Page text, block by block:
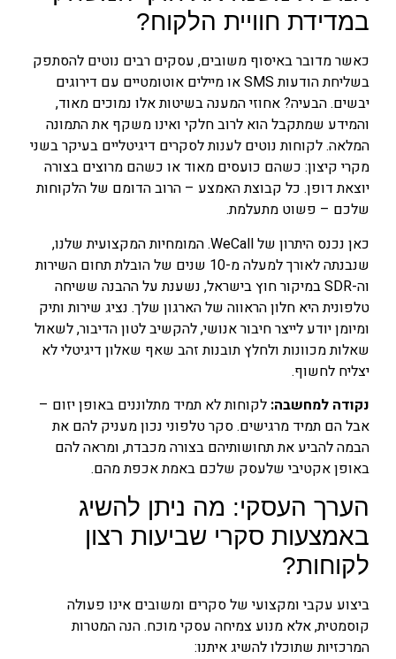
במדידת חוויית הלקוח?
כאשר מדובר באיסוף משובים, עסקים רבים נוטים להסתפק
בשליחת הודעות SMS או מיילים אוטומטיים עם דירוגים
יבשים. הבעיה? אחוזי המענה בשיטות אלו נמוכים מאוד,
והמידע שמתקבל הוא לרוב חלקי ואינו משקף את התמונה
המלאה. לקוחות נוטים לענות לסקרים דיגיטליים בעיקר בשני
מקרי קיצון: כשהם כועסים מאוד או כשהם מרוצים בצורה
יוצאת דופן. כל קבוצת האמצע – הרוב הדומם של הלקוחות
שלכם – פשוט מתעלמת.
כאן נכנס היתרון של WeCall. המומחיות המקצועית שלנו,
שנבנתה לאורך למעלה מ-10 שנים של הובלת תחום השירות
וה-SDR במיקור חוץ בישראל, נשענת על ההבנה ששיחה
טלפונית היא חלון הראווה של הארגון שלך. נציג שירות ותיק
ומיומן יודע לייצר חיבור אנושי, להקשיב לטון הדיבור, לשאול
שאלות מכוונות ולחלץ תובנות זהב שאף שאלון דיגיטלי לא
יצליח לחשוף.
נקודה למחשבה: לקוחות לא תמיד מתלוננים באופן יזום –
אבל הם תמיד מרגישים. סקר טלפוני נכון מעניק להם את
הבמה להביע את תחושותיהם בצורה מכבדת, ומראה להם
באופן אקטיבי שלעסק שלכם באמת אכפת מהם.
הערך העסקי: מה ניתן להשיג
באמצעות סקרי שביעות רצון
לקוחות?
ביצוע עקבי ומקצועי של סקרים ומשובים אינו פעולה
קוסמטית, אלא מנוע צמיחה עסקי מוכח. הנה המטרות
המרכזיות שתוכלו להשיג איתנו: